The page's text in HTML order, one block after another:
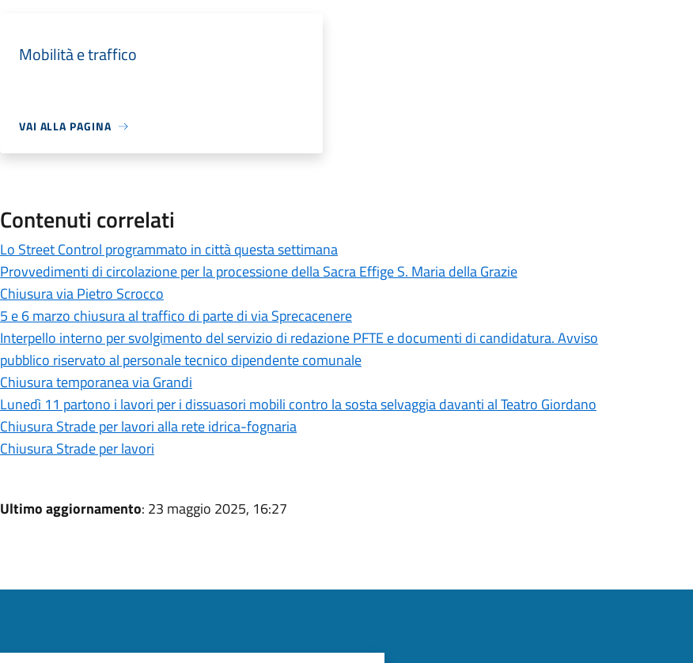
Mobilità e traffico
VAI ALLA PAGINA
Contenuti correlati
Lo Street Control programmato in città questa settimana
Provvedimenti di circolazione per la processione della Sacra Effige S. Maria della Grazie
Chiusura via Pietro Scrocco
5 e 6 marzo chiusura al traffico di parte di via Sprecacenere
Interpello interno per svolgimento del servizio di redazione PFTE e documenti di candidatura. Avviso
pubblico riservato al personale tecnico dipendente comunale
Chiusura temporanea via Grandi
Lunedì 11 partono i lavori per i dissuasori mobili contro la sosta selvaggia davanti al Teatro Giordano
Chiusura Strade per lavori alla rete idrica-fognaria
Chiusura Strade per lavori
Ultimo aggiornamento: 23 maggio 2025, 16:27